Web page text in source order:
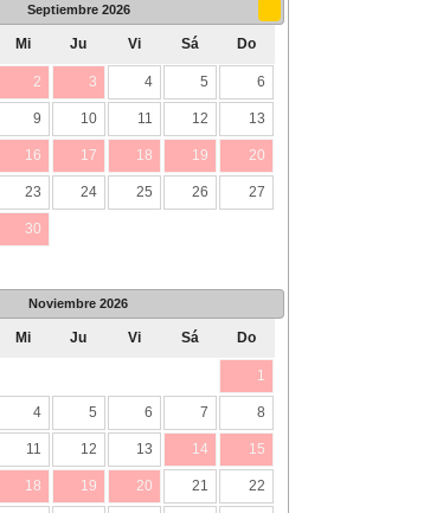
Septiembre 2026
Mi Ju Vi Sá Do
2 3 4 5 6
9 10 11 12 13
16 17 18 19 20
23 24 25 26 27
30
Noviembre 2026
Mi Ju Vi Sá Do
1
4 5 6 7 8
11 12 13 14 15
18 19 20 21 22